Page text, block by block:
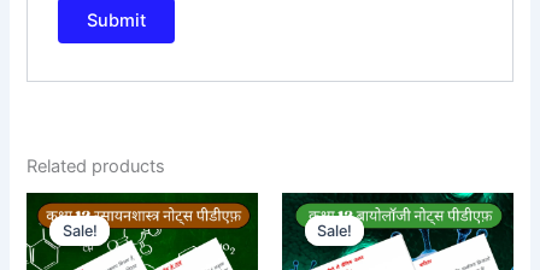
Related products
Sale!
Sale!
Original
price
was:
₹349.00.
Current
price
is:
₹99.00.
Sale!
Sale!
Original
price
was:
₹349.00.
Current
price
is:
₹99.00.